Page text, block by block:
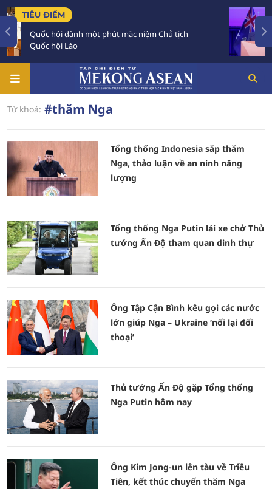
dành một phút mặc niệm Chủ tịch
Lào
TIÊU ĐIỂM
Hợp tác
quan hệ
Từ khoá: #thăm Nga
Tổng thống Indonesia sắp thăm
Nga, thảo luận về an ninh năng
lượng
Tổng thống Nga Putin lái xe chở Thủ
tướng Ấn Độ tham quan dinh thự
Ông Tập Cận Bình kêu gọi các nước
lớn giúp Nga – Ukraine ‘nối lại đối
thoại’
Thủ tướng Ấn Độ gặp Tổng thống
Nga Putin hôm nay
Ông Kim Jong-un lên tàu về Triều
Tiên, kết thúc chuyến thăm Nga